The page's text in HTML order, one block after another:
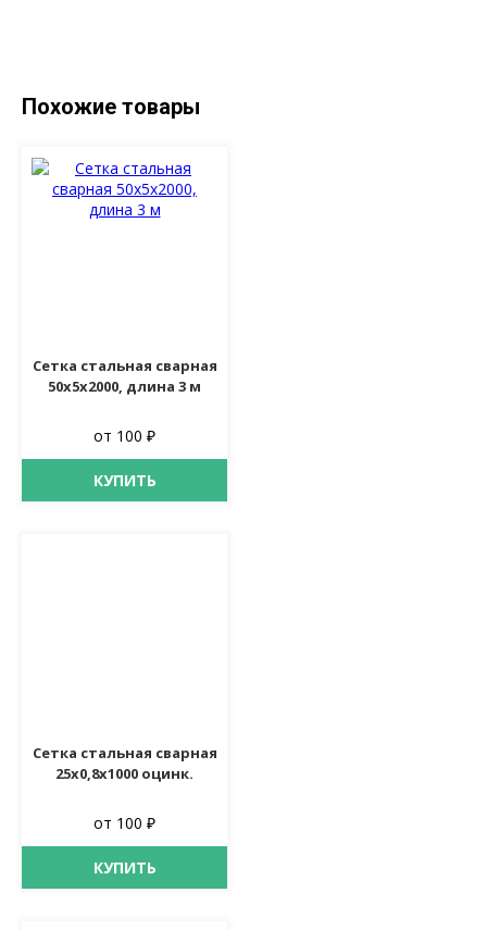
Похожие товары
Сетка стальная сварная
50х5х2000, длина 3 м
от 100 ₽
КУПИТЬ
Сетка стальная сварная
25х0,8х1000 оцинк.
от 100 ₽
КУПИТЬ